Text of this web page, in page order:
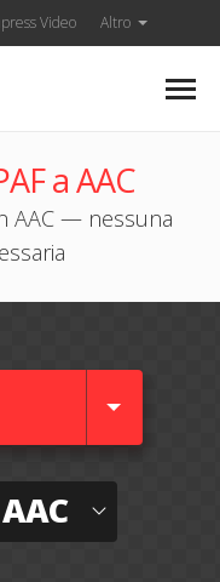
Video Altro
a AAC
AAC — nessuna
AAC